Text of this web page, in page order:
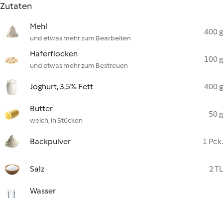
Zutaten
Mehl
und etwas mehr zum Bearbeiten
400 g
Haferflocken
und etwas mehr zum Bestreuen
100 g
Joghurt, 3,5% Fett 400 g
Butter
weich, in Stücken
50 g
Backpulver 1 Pck.
Salz 2 TL
Wasser